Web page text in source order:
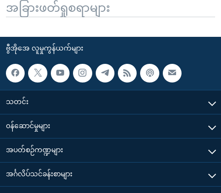
အခြားဖတ်ရှုစရာများ
ဗွီအိုအေ လူမှုကွန်ယက်များ
သတင်း
၀န်ဆောင်မှုများ
အပတ်စဉ်ကဏ္ဍများ
အင်္ဂလိပ်သင်ခန်းစာများ